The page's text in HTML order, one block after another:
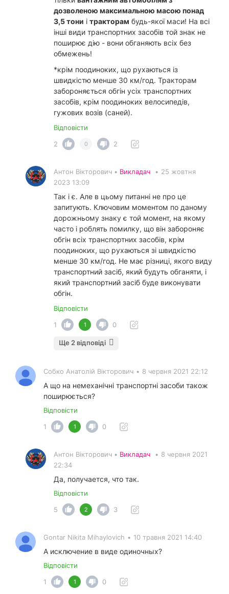
дозволеною максимальною масою понад
3,5 тони і тракторам будь-якої маси! На всі
інші види транспортних засобів той знак не
поширює дію - вони обганяють всіх без
обмежень!
*крім поодиноких, що рухаються із
швидкістю менше 30 км/год. Тракторам
забороняється обгін усіх транспортних
засобів, крім поодиноких велосипедів,
гужових возів (саней).
Відповісти
2
0 2
Антон Вікторович • Викладач • 25 жовтня
2023 13:09
Так і є. Але в цьому питанні не про це
запитують. Ключовим моментом по даному
дорожньому знаку є той момент, на якому
часто і роблять помилку, що він забороняє
обгін всіх транспортних засобів, крім
поодиноких, що рухаються зі швидкістю
менше 30 км/год. Не має різниці, якого виду
транспортний засіб, який будуть обганяти, і
який транспортний засіб буде виконувати
обгін.
Відповісти
1
1 0
Ще 2 відповіді
Собко Анатолій Вікторович • 8 червня 2021 22:12
А що на немеханічні транспортні засоби також
поширюється?
Відповісти
1
1 0
Антон Вікторович • Викладач • 8 червня 2021
22:34
Да, получается, что так.
Відповісти
5
2 3
Gontar Nikita Mihaylovich • 10 травня 2021 14:40
А исключение в виде одиночных?
Відповісти
1
1 0